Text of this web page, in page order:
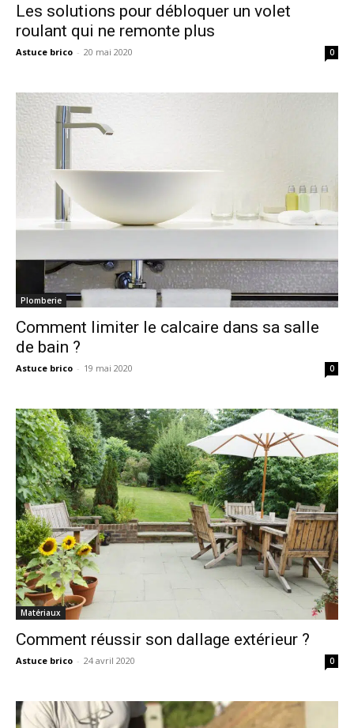
Les solutions pour débloquer un volet
roulant qui ne remonte plus
Astuce brico - 20 mai 2020 0
Plomberie
Comment limiter le calcaire dans sa salle
de bain ?
Astuce brico - 19 mai 2020 0
Matériaux
Comment réussir son dallage extérieur ?
Astuce brico - 24 avril 2020 0